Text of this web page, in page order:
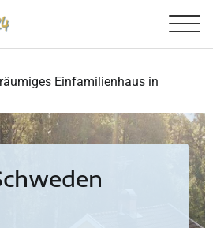
Einfamilienhaus in